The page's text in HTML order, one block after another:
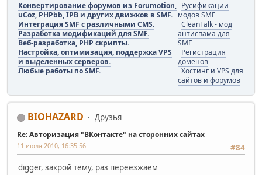
Конвертирование форумов из Forumotion,
uCoz, PHPbb, IPB и других движков в SMF.
Интеграция SMF с различными CMS.
Разработка модификаций для SMF.
Веб-разработка, PHP скрипты.
Настройка, оптимизация, поддержка VPS
и выделенных серверов.
Любые работы по SMF.
Русификации
модов SMF
CleanTalk - мод
антиспама для
SMF
Регистрация
доменов
Хостинг и VPS для
сайтов и форумов
BIOHAZARD Друзья
Re: Авторизация "ВКонтакте" на сторонних сайтах
#84
11 июля 2010, 16:35:56
digger, закрой тему, раз переезжаем